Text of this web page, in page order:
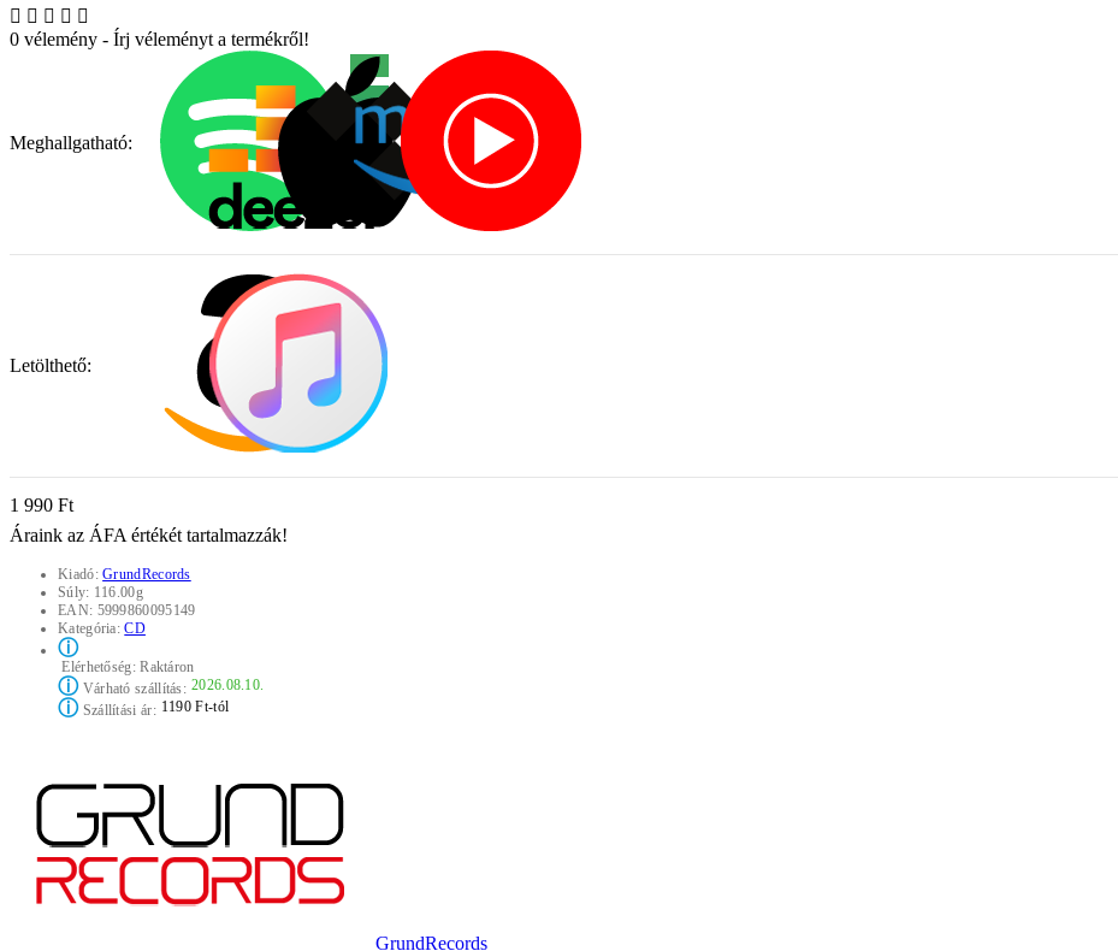
0 vélemény - Írj véleményt a termékről!
Meghallgatható:
Letölthető:
1 990 Ft
Áraink az ÁFA értékét tartalmazzák!
Kiadó:GrundRecords
Súly: 116.00g
EAN: 5999860095149
Kategória:CD
ⓘ
Elérhetőség:Raktáron
ⓘVárható szállítás: 2026.08.10.
ⓘSzállítási ár: 1190 Ft-tól
GrundRecords